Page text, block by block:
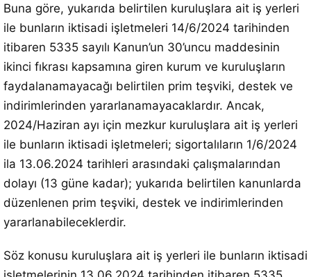
Buna göre, yukarıda belirtilen kuruluşlara ait iş yerleri
ile bunların iktisadi işletmeleri 14/6/2024 tarihinden
itibaren 5335 sayılı Kanun’un 30’uncu maddesinin
ikinci fıkrası kapsamına giren kurum ve kuruluşların
faydalanamayacağı belirtilen prim teşviki, destek ve
indirimlerinden yararlanamayacaklardır. Ancak,
2024/Haziran ayı için mezkur kuruluşlara ait iş yerleri
ile bunların iktisadi işletmeleri; sigortalıların 1/6/2024
ila 13.06.2024 tarihleri arasındaki çalışmalarından
dolayı (13 güne kadar); yukarıda belirtilen kanunlarda
düzenlenen prim teşviki, destek ve indirimlerinden
yararlanabileceklerdir.
Söz konusu kuruluşlara ait iş yerleri ile bunların iktisadi